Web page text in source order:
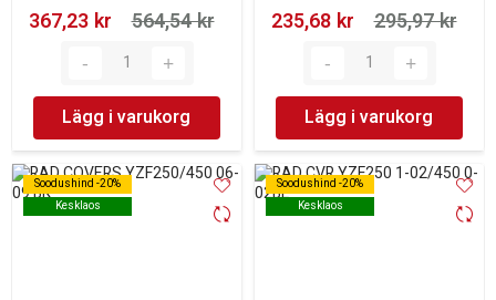
367,23 kr‎
564,54 kr‎
Lägg i varukorg
235,68 kr‎
295,97 kr‎
Lägg i varukorg
Soodushind -20%
Kesklaos
Soodushind -20%
Kesklaos
Soodushind -20%
Kesklaos
Soodushind -20%
Kesklaos